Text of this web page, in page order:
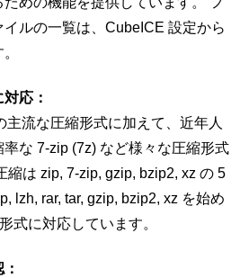
ルの一覧は、CubeICE 設定から
応：
流な圧縮形式に加えて、近年人
な 7-zip (7z) など様々な圧縮形式
縮は zip, 7-zip, gzip, bzip2, xz の 5
lzh, rar, tar, gzip, bzip2, xz を始め
式に対応しています。